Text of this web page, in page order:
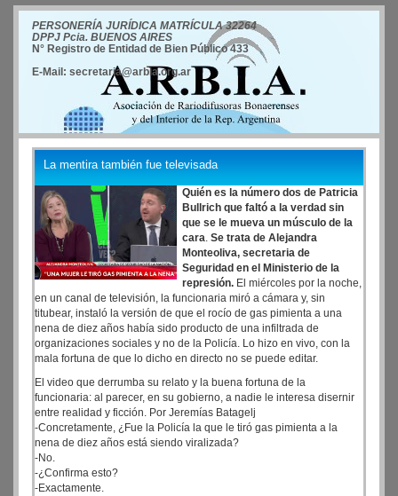
PERSONERÍA JURÍDICA MATRÍCULA 32264
DPPJ Pcia. BUENOS AIRES
N° Registro de Entidad de Bien Público 433
E-Mail: secretaria@arbia.org.ar
La mentira también fue televisada
Quién es la número dos de Patricia
Bullrich que faltó a la verdad sin
que se le mueva un músculo de la
cara. Se trata de Alejandra
Monteoliva, secretaria de
Seguridad en el Ministerio de la
represión. El miércoles por la noche,
en un canal de televisión, la funcionaria miró a cámara y, sin
titubear, instaló la versión de que el rocío de gas pimienta a una
nena de diez años había sido producto de una infiltrada de
organizaciones sociales y no de la Policía. Lo hizo en vivo, con la
mala fortuna de que lo dicho en directo no se puede editar.
El video que derrumba su relato y la buena fortuna de la
funcionaria: al parecer, en su gobierno, a nadie le interesa disernir
entre realidad y ficción. Por Jeremías Batagelj
-Concretamente, ¿Fue la Policía la que le tiró gas pimienta a la
nena de diez años está siendo viralizada?
-No.
-¿Confirma esto?
-Exactamente.